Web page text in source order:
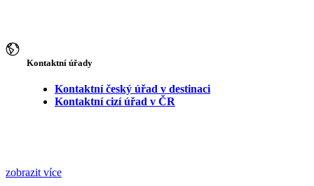
Kontaktní úřady
Kontaktní český úřad v destinaci
Kontaktní cizí úřad v ČR
zobrazit více